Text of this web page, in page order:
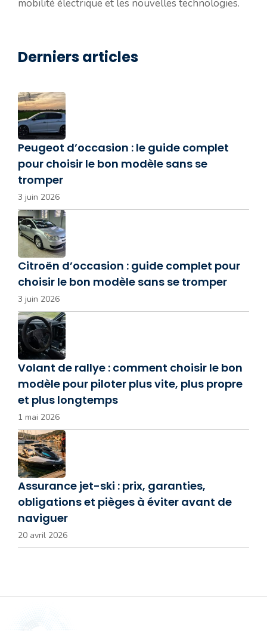
mobilité électrique et les nouvelles technologies.
Derniers articles
Peugeot d’occasion : le guide complet
pour choisir le bon modèle sans se
tromper
3 juin 2026
Citroën d’occasion : guide complet pour
choisir le bon modèle sans se tromper
3 juin 2026
Volant de rallye : comment choisir le bon
modèle pour piloter plus vite, plus propre
et plus longtemps
1 mai 2026
Assurance jet-ski : prix, garanties,
obligations et pièges à éviter avant de
naviguer
20 avril 2026